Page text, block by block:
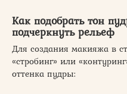
Как подобрать тон
подчеркнуть рельеф
Для создания макияжа в
«стробинг» или
оттенка пудры: